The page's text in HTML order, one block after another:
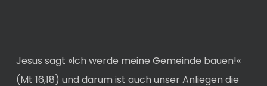
Jesus sagt »Ich werde meine Gemeinde bauen!«
(Mt 16,18) und darum ist auch unser Anliegen die